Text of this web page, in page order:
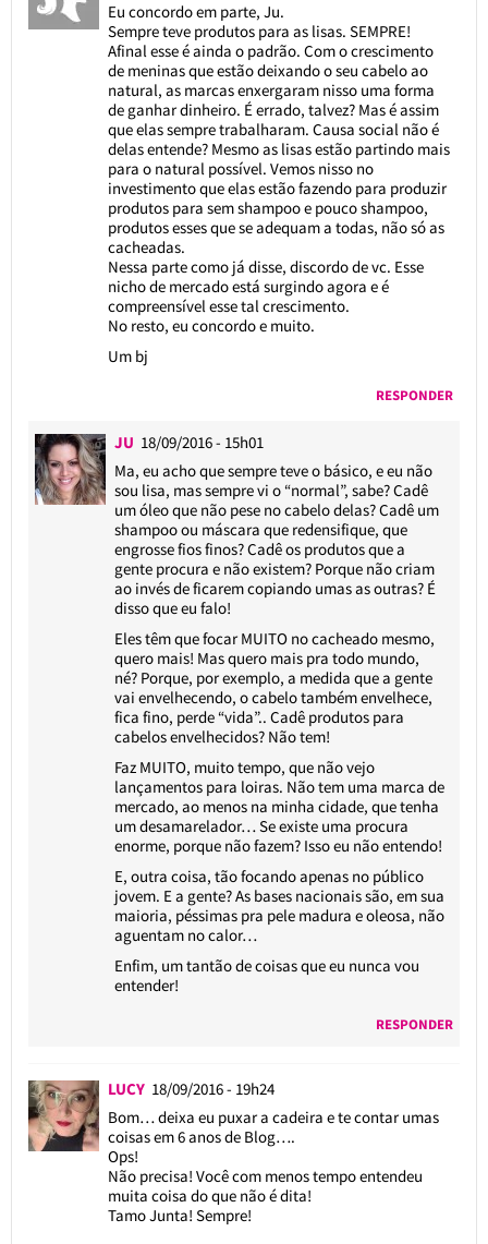
Eu concordo em parte, Ju.
Sempre teve produtos para as lisas. SEMPRE!
Afinal esse é ainda o padrão. Com o crescimento
de meninas que estão deixando o seu cabelo ao
natural, as marcas enxergaram nisso uma forma
de ganhar dinheiro. É errado, talvez? Mas é assim
que elas sempre trabalharam. Causa social não é
delas entende? Mesmo as lisas estão partindo mais
para o natural possível. Vemos nisso no
investimento que elas estão fazendo para produzir
produtos para sem shampoo e pouco shampoo,
produtos esses que se adequam a todas, não só as
cacheadas.
Nessa parte como já disse, discordo de vc. Esse
nicho de mercado está surgindo agora e é
compreensível esse tal crescimento.
No resto, eu concordo e muito.
Um bj
RESPONDER
JU 18/09/2016 - 15h01
Ma, eu acho que sempre teve o básico, e eu não
sou lisa, mas sempre vi o “normal”, sabe? Cadê
um óleo que não pese no cabelo delas? Cadê um
shampoo ou máscara que redensifique, que
engrosse fios finos? Cadê os produtos que a
gente procura e não existem? Porque não criam
ao invés de ficarem copiando umas as outras? É
disso que eu falo!
Eles têm que focar MUITO no cacheado mesmo,
quero mais! Mas quero mais pra todo mundo,
né? Porque, por exemplo, a medida que a gente
vai envelhecendo, o cabelo também envelhece,
fica fino, perde “vida”.. Cadê produtos para
cabelos envelhecidos? Não tem!
Faz MUITO, muito tempo, que não vejo
lançamentos para loiras. Não tem uma marca de
mercado, ao menos na minha cidade, que tenha
um desamarelador… Se existe uma procura
enorme, porque não fazem? Isso eu não entendo!
E, outra coisa, tão focando apenas no público
jovem. E a gente? As bases nacionais são, em sua
maioria, péssimas pra pele madura e oleosa, não
aguentam no calor…
Enfim, um tantão de coisas que eu nunca vou
entender!
RESPONDER
LUCY 18/09/2016 - 19h24
Bom… deixa eu puxar a cadeira e te contar umas
coisas em 6 anos de Blog….
Ops!
Não precisa! Você com menos tempo entendeu
muita coisa do que não é dita!
Tamo Junta! Sempre!